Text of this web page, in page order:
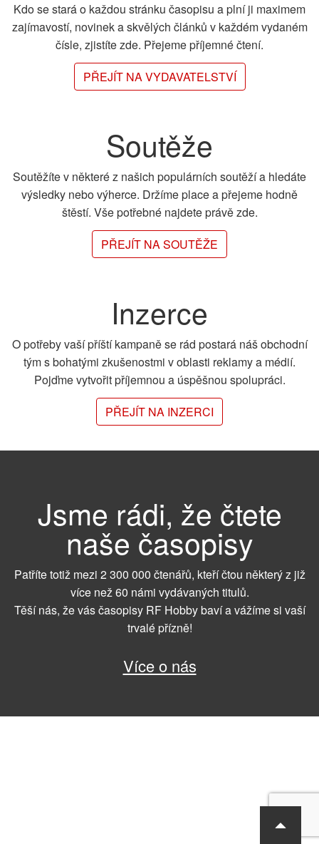
Kdo se stará o každou stránku časopisu a plní ji maximem
zajímavostí, novinek a skvělých článků v každém vydaném
čísle, zjistíte zde. Přejeme příjemné čtení.
PŘEJÍT NA VYDAVATELSTVÍ
Soutěže
Soutěžíte v některé z našich populárních soutěží a hledáte
výsledky nebo výherce. Držíme place a přejeme hodně
štěstí. Vše potřebné najdete právě zde.
PŘEJÍT NA SOUTĚŽE
Inzerce
O potřeby vaší příští kampaně se rád postará náš obchodní
tým s bohatými zkušenostmi v oblasti reklamy a médií.
Pojďme vytvořit příjemnou a úspěšnou spolupráci.
PŘEJÍT NA INZERCI
Jsme rádi, že čtete
naše časopisy
Patříte totiž mezi 2 300 000 čtenářů, kteří čtou některý z již
více než 60 námi vydávaných titulů.
Těší nás, že vás časopisy RF Hobby baví a vážíme si vaší
trvalé přízně!
Více o nás